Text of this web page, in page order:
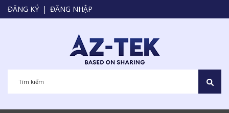
ĐĂNG KÝ | ĐĂNG NHẬP